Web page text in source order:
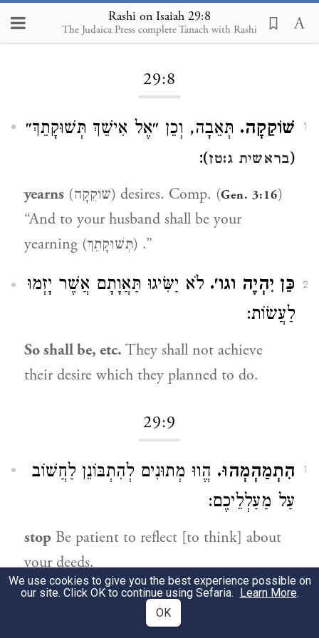
Rashi on Isaiah 29:8
The Judaica Press complete Tanach with Rashi
Loading...
29:8
1 שׁוֹקֵקָה. תְּאֵבָה, וְכֵן ״אֶל אִישֵׁךְ תְּשׁוּקָתֵךְ״
(בראשית ג:טז):
yearns (שׁוֹקֵקָה) desires. Comp. (Gen. 3:16)
“And to your husband shall be your
yearning (תְּשׁוּקָתֵךְ) .”
2 כֵּן יִהְיֶה וגו׳. לֹא יַשִּׂיגוּ תַּאֲוָתָם אֲשֶׁר יָזְמוּ
לַעֲשׂוֹת:
So shall be, etc. They shall not achieve
their desire which they planned to do.
29:9
1 הִתְמַהְמְהוּ. הֱווּ מְתוּנִים לְהִתְבּוֹנֵן לַחֲשׁוֹב
עַל מַעַלְלֵיכֶם:
stop Be patient to reflect [to think] about
your deeds.
וּתְמָהוּ.וְתִהְיוּ תְמֵהִים עַל קִלְקוּלְכֶם:
We use cookies to give you the best experience possible on
our site. Click OK to continue using Sefaria. Learn More.
OK